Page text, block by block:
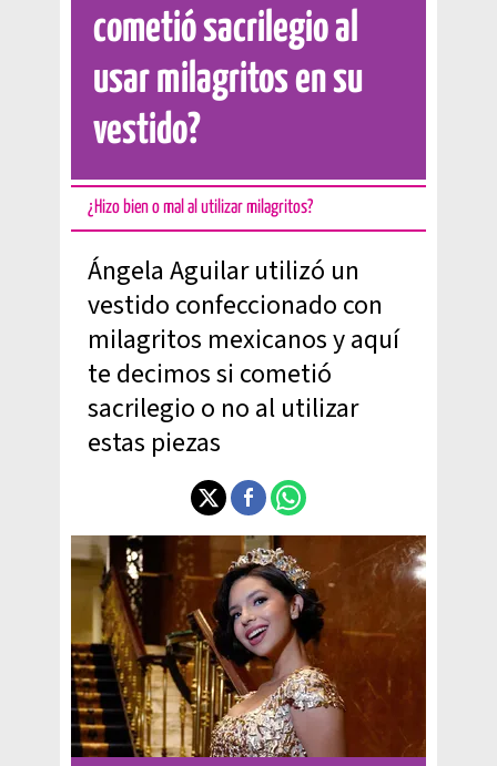
cometió sacrilegio al
usar milagritos en su
vestido?
¿Hizo bien o mal al utilizar milagritos?
Ángela Aguilar utilizó un
vestido confeccionado con
milagritos mexicanos y aquí
te decimos si cometió
sacrilegio o no al utilizar
estas piezas